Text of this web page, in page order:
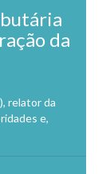
da
relator da
e,